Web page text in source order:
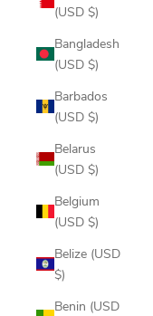
(USD $)
Bangladesh
(USD $)
Barbados
(USD $)
Belarus
(USD $)
Belgium
(USD $)
Belize (USD
$)
Benin (USD